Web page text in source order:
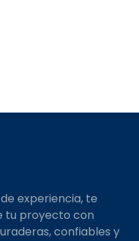
experiencia, te
tu proyecto con
confiables y